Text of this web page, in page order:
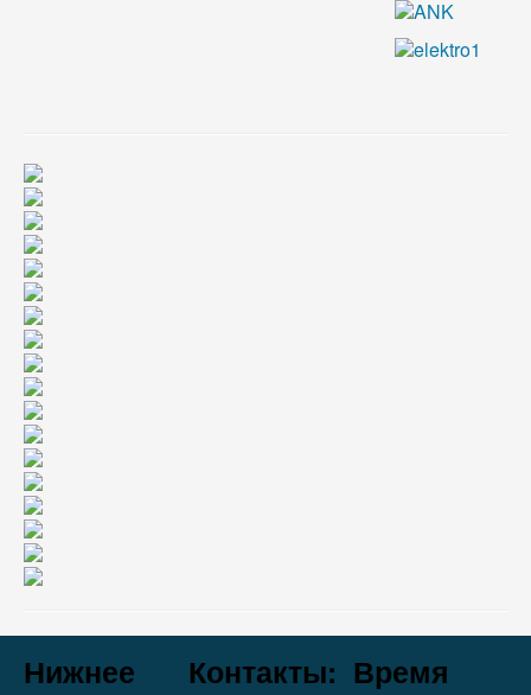
Нижнее
Контакты: Время